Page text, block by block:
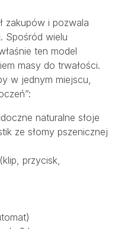
zakupów i pozwala
Spośród wielu
ten model
masy do trwałości.
w jednym miejscu,
naturalne słoje
ze słomy pszenicznej
przycisk,